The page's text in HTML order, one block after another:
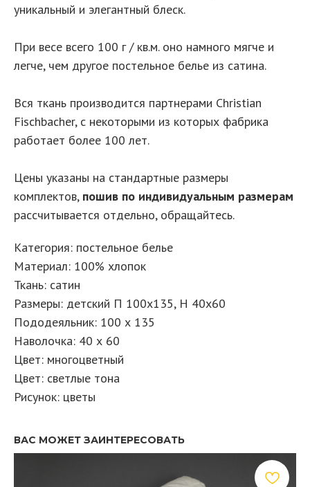
уникальный и элегантный блеск.
При весе всего 100 г / кв.м. оно намного мягче и
легче, чем другое постельное белье из сатина.
Вся ткань производится партнерами Christian
Fischbacher, с некоторыми из которых фабрика
работает более 100 лет.
Цены указаны на стандартные размеры
комплектов, пошив по индивидуальным размерам
рассчитывается отдельно, обращайтесь.
Категория: постельное белье
Материал: 100% хлопок
Ткань: сатин
Размеры: детский П 100х135, Н 40х60
Пододеяльник: 100 х 135
Наволочка: 40 х 60
Цвет: многоцветный
Цвет: светлые тона
Рисунок: цветы
ВАС МОЖЕТ ЗАИНТЕРЕСОВАТЬ